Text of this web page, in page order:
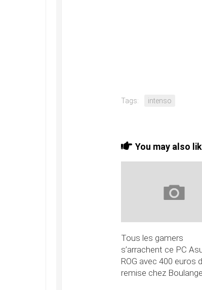
Tags: intenso
You may also
Tous les gamers
s’arrachent ce PC
ROG avec 400 euros
remise chez